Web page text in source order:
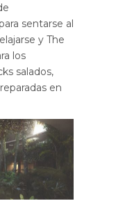
sentarse al
y The
los
salados,
en